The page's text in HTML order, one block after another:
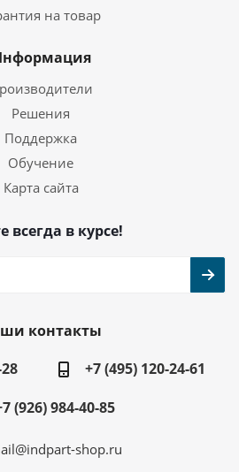
на товар
Решения
Поддержка
Обучение
Карта сайта
всегда в курсе!
контакты
+7 (495) 120-24-61
(926) 984-40-85
shop.ru